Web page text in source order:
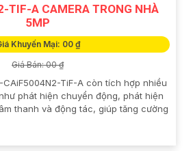
TIF-A CAMERA TRONG NHÀ
5MP
Khuyến Mại: 00 ₫
Giá Bán: 00 ₫
CAiF5004N2-TiF-A còn tích hợp nhiều
phát hiện chuyển động, phát hiện
thanh và động tác, giúp tăng cường